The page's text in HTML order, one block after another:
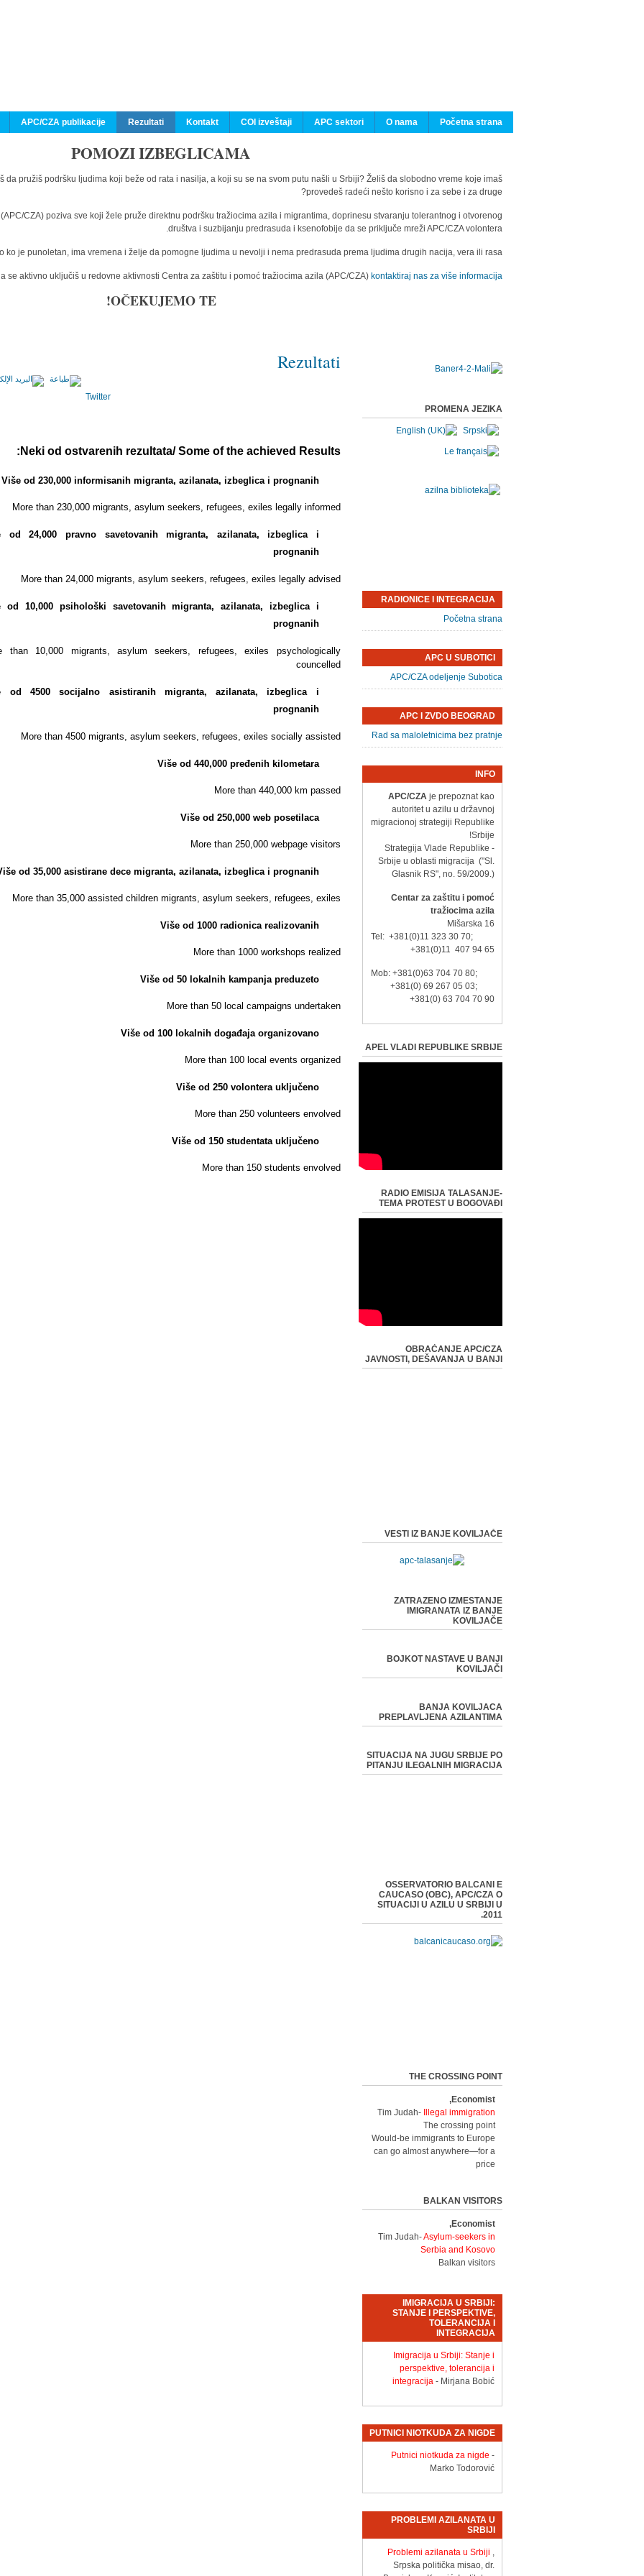
Početna strana
O nama
APC sektori
COI izveštaji
Kontakt
Rezultati
APC/CZA publikacije
POMOZI IZBEGLICAMA
da pružiš podršku ljudima koji beže od rata i nasilja, a koji su se na svom putu našli u Srbiji? Želiš da slobodno vreme koje imaš
provedeš radeći nešto korisno i za sebe i za druge?
CZA) poziva sve koji žele pruže direktnu podršku tražiocima azila i migrantima, doprinesu stvaranju tolerantnog i otvorenog
društva i suzbijanju predrasuda i ksenofobije da se priključe mreži APC/CZA volontera.
ko je punoletan, ima vremena i želje da pomogne ljudima u nevolji i nema predrasuda prema ljudima drugih nacija, vera ili rasa.
se aktivno uključiš u redovne aktivnosti Centra za zaštitu i pomoć tražiocima azila (APC/CZA) kontaktiraj nas za više informacija.
OČEKUJEMO TE!
Rezultati
Twitter
Neki od ostvarenih rezultata/ Some of the achieved Results:
Više od 230,000 informisanih migranta, azilanata, izbeglica i prognanih
More than 230,000 migrants, asylum seekers, refugees, exiles legally informed
od 24,000 pravno savetovanih migranta, azilanata, izbeglica i
prognanih
More than 24,000 migrants, asylum seekers, refugees, exiles legally advised
od 10,000 psihološki savetovanih migranta, azilanata, izbeglica i
prognanih
than 10,000 migrants, asylum seekers, refugees, exiles psychologically
councelled
od 4500 socijalno asistiranih migranta, azilanata, izbeglica i
prognanih
More than 4500 migrants, asylum seekers, refugees, exiles socially assisted
Više od 440,000 pređenih kilometara
More than 440,000 km passed
Više od 250,000 web posetilaca
More than 250,000 webpage visitors
od 35,000 asistirane dece migranta, azilanata, izbeglica i prognanih
More than 35,000 assisted children migrants, asylum seekers, refugees, exiles
Više od 1000 radionica realizovanih
More than 1000 workshops realized
Više od 50 lokalnih kampanja preduzeto
More than 50 local campaigns undertaken
Više od 100 lokalnih događaja organizovano
More than 100 local events organized
Više od 250 volontera uključeno
More than 250 volunteers envolved
Više od 150 studentata uključeno
More than 150 students envolved
PROMENA JEZIKA
RADIONICE I INTEGRACIJA
Početna strana
APC U SUBOTICI
APC/CZA odeljenje Subotica
APC I ZVDO BEOGRAD
Rad sa maloletnicima bez pratnje
INFO
APC/CZA je prepoznat kao
autoritet u azilu u državnoj
migracionoj strategiji Republike
Srbije!
- Strategija Vlade Republike
Srbije u oblasti migracija ("Sl.
Glasnik RS", no. 59/2009.)
Centar za zaštitu i pomoć
tražiocima azila
Mišarska 16
Tel: +381(0)11 323 30 70;
+381(0)11 407 94 65
Mob: +381(0)63 704 70 80;
+381(0) 69 267 05 03;
+381(0) 63 704 70 90
APEL VLADI REPUBLIKE SRBIJE
RADIO EMISIJA TALASANJE-
TEMA PROTEST U BOGOVAĐI
OBRAĆANJE APC/CZA
JAVNOSTI, DEŠAVANJA U BANJI
VESTI IZ BANJE KOVILJAČE
ZATRAZENO IZMESTANJE
IMIGRANATA IZ BANJE
KOVILJAČE
BOJKOT NASTAVE U BANJI
KOVILJAČI
BANJA KOVILJACA
PREPLAVLJENA AZILANTIMA
SITUACIJA NA JUGU SRBIJE PO
PITANJU ILEGALNIH MIGRACIJA
OSSERVATORIO BALCANI E
CAUCASO (OBC), APC/CZA O
SITUACIJI U AZILU U SRBIJI U
2011.
THE CROSSING POINT
Economist,
Tim Judah-
Illegal immigration
The crossing point
Would-be immigrants to Europe
can go almost anywhere—for a
price
BALKAN VISITORS
Economist,
Tim Judah-Asylum-seekers in
Serbia and Kosovo
Balkan visitors
IMIGRACIJA U SRBIJI:
STANJE I PERSPEKTIVE,
TOLERANCIJA I
INTEGRACIJA
Imigracija u Srbiji: Stanje i
perspektive, tolerancija i
integracija - Mirjana Bobić
PUTNICI NIOTKUDA ZA NIGDE
Putnici niotkuda za nigde -
Marko Todorović
PROBLEMI AZILANATA U
SRBIJI
Problemi azilanata u Srbiji ,
Srpska politička misao, dr.